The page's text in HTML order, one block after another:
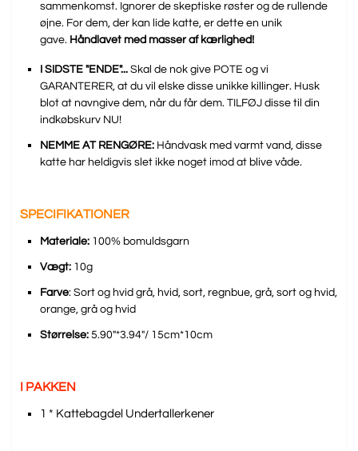
sammenkomst. Ignorer de skeptiske røster og de rullende
øjne. For dem, der kan lide katte, er dette en unik
gave. Håndlavet med masser af kærlighed!
I SIDSTE "ENDE"... Skal de nok give POTE og vi
GARANTERER, at du vil elske disse unikke killinger. Husk
blot at navngive dem, når du får dem. TILFØJ disse til din
indkøbskurv NU!
NEMME AT RENGØRE: Håndvask med varmt vand, disse
katte har heldigvis slet ikke noget imod at blive våde.
SPECIFIKATIONER
Materiale: 100% bomuldsgarn
Vægt: 10g
Farve: Sort og hvid grå, hvid, sort, regnbue, grå, sort og hvid,
orange, grå og hvid
Størrelse: 5.90"*3.94"/ 15cm*10cm
I PAKKEN
1 * Kattebagdel Undertallerkener